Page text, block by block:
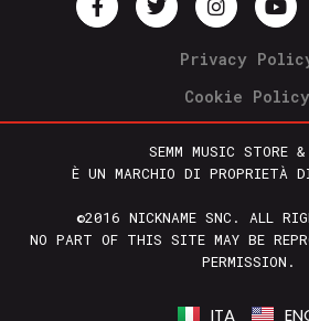
Privacy
Cookie Policy
SEMM MUSIC STORE &
È UN MARCHIO DI PROPRIETÀ
©2016 NICKNAME SNC. ALL
NO PART OF THIS SITE MAY BE
PERMISSION.
ITA